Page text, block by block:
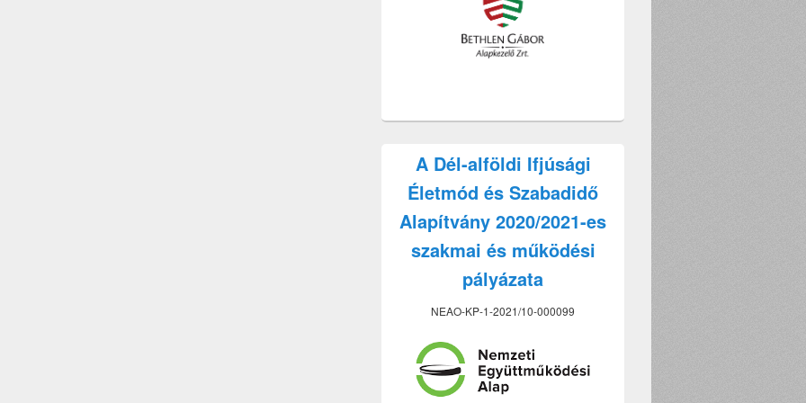
A Dél-alföldi Ifjúsági
Életmód és Szabadidő
Alapítvány 2020/2021-es
szakmai és működési
pályázata
NEAO-KP-1-2021/10-000099